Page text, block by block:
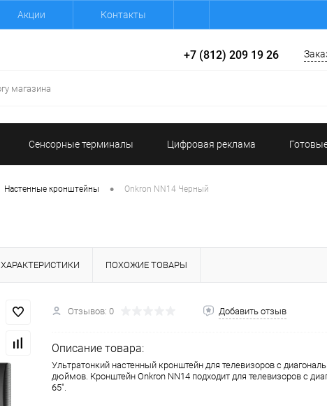
Акции Контакты
+7 (812) 209 19 26
Сенсорные терминалы Цифровая реклама
Настенные кронштейны • Onkron NN14 Черный
ХАРАКТЕРИСТИКИ ПОХОЖИЕ ТОВАРЫ
Отзывов: 0 Добавить отзыв
Описание товара:
Ультратонкий настенный кронштейн для телевизоров с
дюймов. Кронштейн Onkron NN14 подходит для телевизоров с
65".